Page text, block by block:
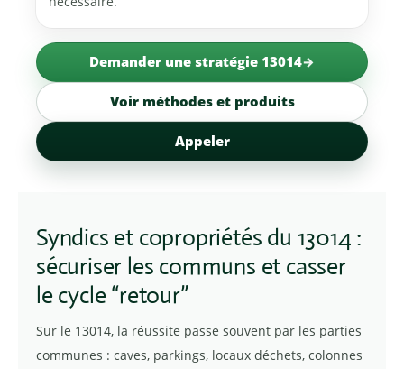
Demander une stratégie 13014
Voir méthodes et produits
Appeler
Syndics et copropriétés du 13014 :
sécuriser les communs et casser
le cycle “retour”
Sur le 13014, la réussite passe souvent par les parties
communes : caves, parkings, locaux déchets, colonnes